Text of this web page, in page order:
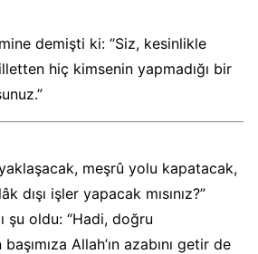
demişti ki: “Siz, kesinlikle
hiç kimsenin yapmadığı bir
meşrû yolu kapatacak,
dışı işler yapacak mısınız?”
şu oldu: “Hadi, doğru
Allah’ın azabını getir de